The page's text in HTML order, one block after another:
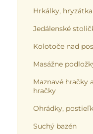
Hrkálky, hryzátka
Jedálenské
Kolotoče nad
Masážne
Maznavé hračky
hračky
Ohrádky,
Suchý bazén